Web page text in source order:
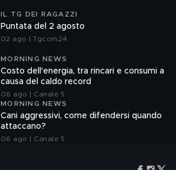
IL TG DEI RAGAZZI
Puntata del 2 agosto
02 ago | Tgcom24
MORNING NEWS
Costo dell'energia, tra rincari e consumi a
causa del caldo record
06 ago | Canale 5
MORNING NEWS
Cani aggressivi, come difendersi quando
attaccano?
06 ago | Canale 5